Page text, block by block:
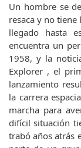
Un hombre se
resaca y no
llegado hasta
encuentra un
1958, y la
Explorer , el
lanzamiento
la carrera
marcha para
difícil situación
trabó años atrás